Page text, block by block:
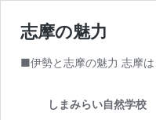
志摩の魅力
■伊勢と志摩の魅力 志摩
しまみらい自然学校